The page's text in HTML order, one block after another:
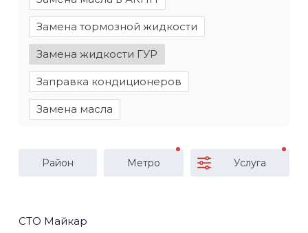
Замена тормозной жидкости
Замена жидкости ГУР
Заправка кондиционеров
Замена масла
Район Метро Услуга
СТО Майкар